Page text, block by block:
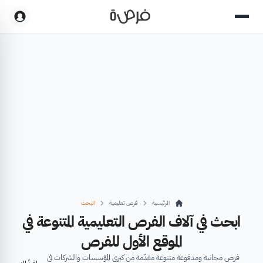
الرئيسية فرص تعليمية البحث
ابحث في آلاف الفرص التعليمية المتنوعة في
الموقع الأول للفرص
فرص مجانية ومدفوعة متنوعة مقدّمة من كبرى المؤسسات والشركات في